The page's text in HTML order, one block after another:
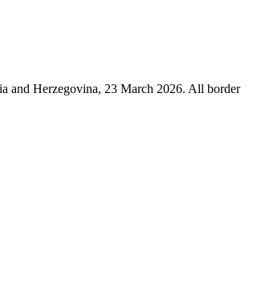
and Herzegovina, 23 March 2026. All border